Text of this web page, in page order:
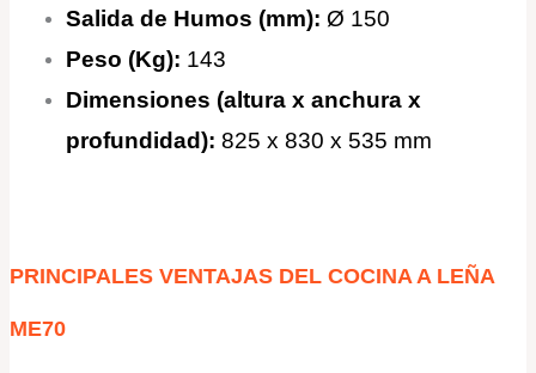
Salida de Humos (mm): Ø 150
Peso (Kg): 143
Dimensiones (altura x anchura x
profundidad): 825 x 830 x 535 mm
PRINCIPALES VENTAJAS DELCOCINA A LEÑA
ME70